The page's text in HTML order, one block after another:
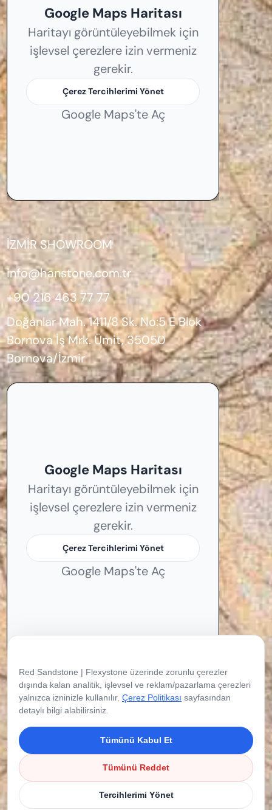
Google Maps Haritası
Haritayı görüntüleyebilmek için
işlevsel çerezlere izin vermeniz
gerekir.
Çerez Tercihlerimi Yönet
Google Maps'te Aç
İZMİR SHOWROOM
info@hanstone.com.tr
+90 216 463 77 77
Doğanlar Mah. 1411/8 Sk. No:5 E Blok
Bornova İş Mrk. Ümit, 35050
Bornova/İzmir
Google Maps Haritası
Haritayı görüntüleyebilmek için
işlevsel çerezlere izin vermeniz
gerekir.
Çerez Tercihlerimi Yönet
Google Maps'te Aç
Copyright © 2026 Flexystone. Tüm Hakları
Saklıdır.
Red Sandstone | Flexystone üzerinde zorunlu çerezler
dışında kalan analitik, işlevsel ve reklam/pazarlama çerezleri
yalnızca izninizle kullanılır. Çerez Politikası sayfasından
detaylı bilgi alabilirsiniz.
Tümünü Kabul Et
Tümünü Reddet
Tercihlerimi Yönet